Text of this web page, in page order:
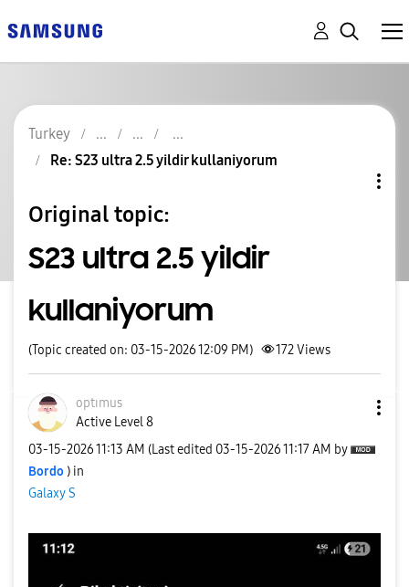
Turkey
Re: S23 ultra 2.5 yildir kullaniyorum
Original topic:
S23 ultra 2.5 yildir
kullaniyorum
(Topic created on: 03-15-2026 12:09 PM) 172Views
optımus
Active Level 8
‎03-15-202611:13 AM (Last edited ‎03-15-202611:17 AM by
Bordo ) in
Galaxy S